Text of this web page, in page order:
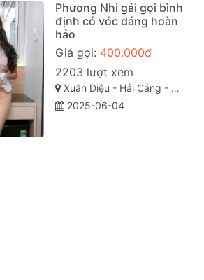
Phương Nhi gái gọi bình
định có vóc dáng hoàn
hảo
Giá gọi: 400.000đ
2203 lượt xem
Xuân Diệu - Hải Cảng - Quy Nhơn - Bình Định
2025-06-04